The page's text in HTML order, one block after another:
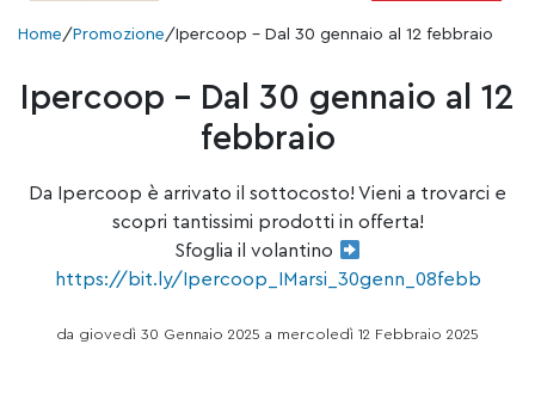
Home/ Promozione/ Ipercoop – Dal 30 gennaio al 12 febbraio
Ipercoop – Dal 30 gennaio al 12
febbraio
Da Ipercoop è arrivato il sottocosto! Vieni a trovarci e
scopri tantissimi prodotti in offerta!
Sfoglia il volantino
https://bit.ly/Ipercoop_IMarsi_30genn_08febb
da giovedì 30 Gennaio 2025 a mercoledì 12 Febbraio 2025